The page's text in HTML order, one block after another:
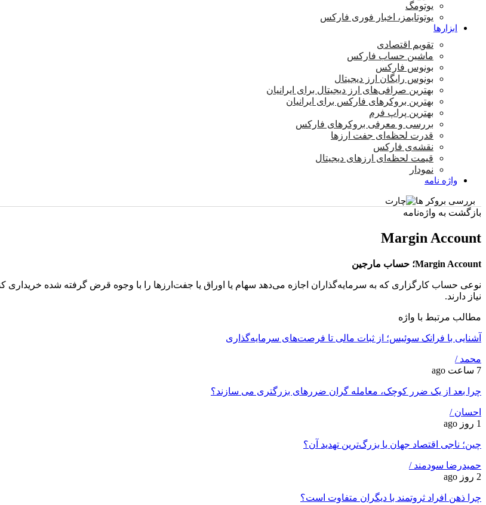
یوتومگ
یوتوتایمز، اخبار فوری فارکس
ابزارها
تقویم اقتصادی
ماشین حساب فارکس
بونوس فارکس
بونوس رایگان ارز دیجیتال
بهترین صرافی‌های ارز دیجیتال برای ایرانیان
بهترین بروکرهای فارکس برای ایرانیان
بهترین پراپ‌ فرم
بررسی و معرفی بروکرهای فارکس
قدرت لحظه‌ای جفت ارزها
نقشه‌ی فارکس
قیمت لحظه‌ای ارزهای دیجیتال
نمودار
واژه نامه
بررسی بروکر ها
بازگشت به واژه‌نامه
Margin Account
Margin Account؛ حساب مارجین
نوعی حساب کارگزاری که به سرمایه‌گذاران اجازه می‌دهد سهام یا اوراق یا جفت‌ارزها را با وجوه قرض گرفته شده خریداری
نیاز دارند.
مطالب مرتبط با واژه
آشنایی با فرانک سوئیس؛ از ثبات مالی تا فرصت‌های سرمایه‌گذاری
محمد /
7 ساعت ago
چرا بعد از یک ضرر کوچک، معامله‌ گران ضررهای بزرگتری می ‌سازند؟
احسان /
1 روز ago
چین؛ ناجی اقتصاد جهان یا بزرگ‌ترین تهدید آن؟
حمیدرضا سودمند /
2 روز ago
چرا ذهن افراد ثروتمند با دیگران متفاوت است؟